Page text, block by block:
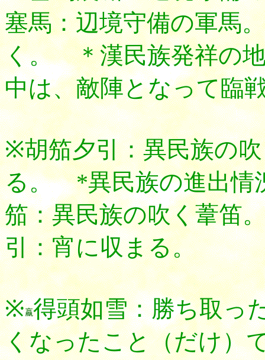
塞馬：辺境守備の軍馬
く。 ＊漢民族発祥の
中は、敵陣となって臨
※胡笳夕引：異民族の
る。 *異民族の進出情
笳：異民族の吹く葦笛
引：宵に収まる。
※ 得頭如雪：勝ち取っ
くなったこと（だけ）